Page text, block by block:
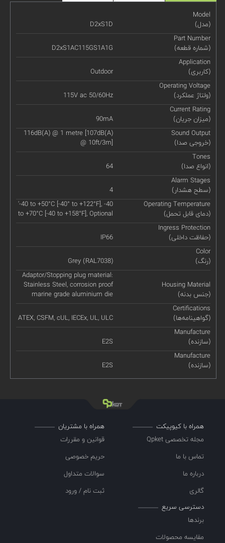
Model
(مدل)
D2xS1D
Part Number
(شماره قطعه)
D2xS1AC115GS1A1G
Application
(کاربری)
Outdoor
Operating Voltage
(ولتاژ عملکرد)
115V ac 50/60Hz
Current Rating
(میزان جریان)
90mA
Sound Output
(خروجی صدا)
116dB(A) @ 1 metre [107dB(A)
@ 10ft/3m]
Tones
(انواع صدا)
64
Alarm Stages
(سطح هشدار)
4
Operating Temperature
(دمای قابل تحمل)
'-40 to +50°C [-40° to +122°F], -40
to +70°C [-40 to +158°F], Optional
Ingress Protection
(حفاظت داخلی)
IP66
Color
(رنگ)
Grey (RAL7038)
Housing Material
(جنس بدنه)
Adaptor/Stopping plug material:
Stainless Steel, corrosion proof
marine grade aluminium die
Certifications
(گواهینامه‌ها)
ATEX, CSFM, cUL, IECEx, UL, ULC
Manufacture
(سازنده)
E2S
Manufacture
(سازنده)
E2S
همراه با کیوپیکت
مجله تخصصی Qpket
تماس با ما
درباره ما
گالری
همراه با مشتریان
قوانین و مقررات
حریم خصوصی
سوالات متداول
ثبت نام / ورود
دسترسی سریع
برندها
مقایسه محصولات